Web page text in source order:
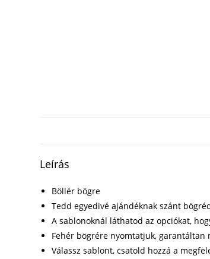
Leírás
Böllér bögre
Tedd egyedivé ajándéknak szánt
A sablonoknál láthatod az opciókat,
Fehér bögrére nyomtatjuk, garantáltan
Válassz sablont, csatold hozzá a